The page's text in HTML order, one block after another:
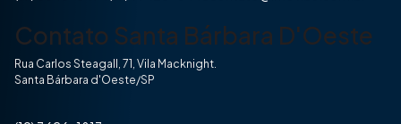
Contato Santa Bárbara D'Oeste
Rua Carlos Steagall, 71, Vila Macknight.
Santa Bárbara d'Oeste/SP